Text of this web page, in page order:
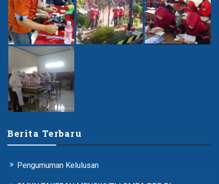
Berita Terbaru
Pengumuman Kelulusan